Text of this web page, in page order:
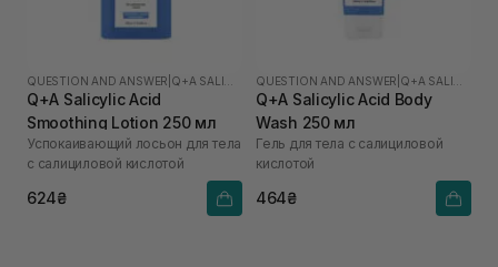
QUESTION AND ANSWER
Q+A Salicylic Acid
Smoothing Lotion 250 мл
Успокаивающий лосьон для тела
с салициловой кислотой
624₴
QUESTION AND ANSWER
Q+A Salicylic Acid Body
Wash 250 мл
Гель для тела с салициловой
кислотой
464₴